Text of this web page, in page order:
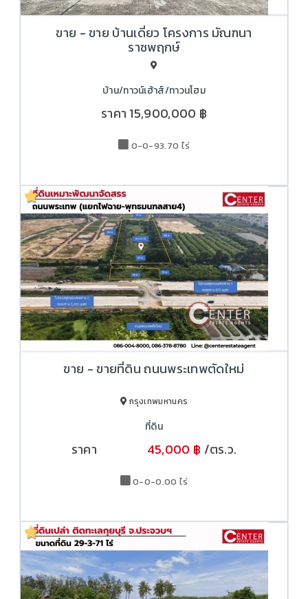
ขาย - ขาย บ้านเดี่ยว โครงการ มัณฑนา
ราชพฤกษ์
บ้าน/ทาวน์เฮ้าส์/ทาวนโฮม
ราคา 15,900,000 ฿
0-0-93.70 ไร่
ขาย - ขายที่ดิน ถนนพระเทพตัดใหม่
กรุงเทพมหานคร
ที่ดิน
ราคา 45,000 ฿ /ตร.ว.
0-0-0.00 ไร่